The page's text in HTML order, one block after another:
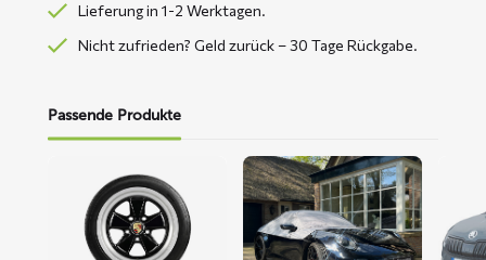
Lieferung in 1-2 Werktagen.
Nicht zufrieden? Geld zurück – 30 Tage Rückgabe.
Passende Produkte
Reifenschoner
Mehr
lesen
über
ROOF
über
BLIZZ